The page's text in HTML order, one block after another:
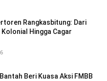
Rangkasbitung: Dari
Kolonial Hingga Cagar
Beri Kuasa Aksi FMBB